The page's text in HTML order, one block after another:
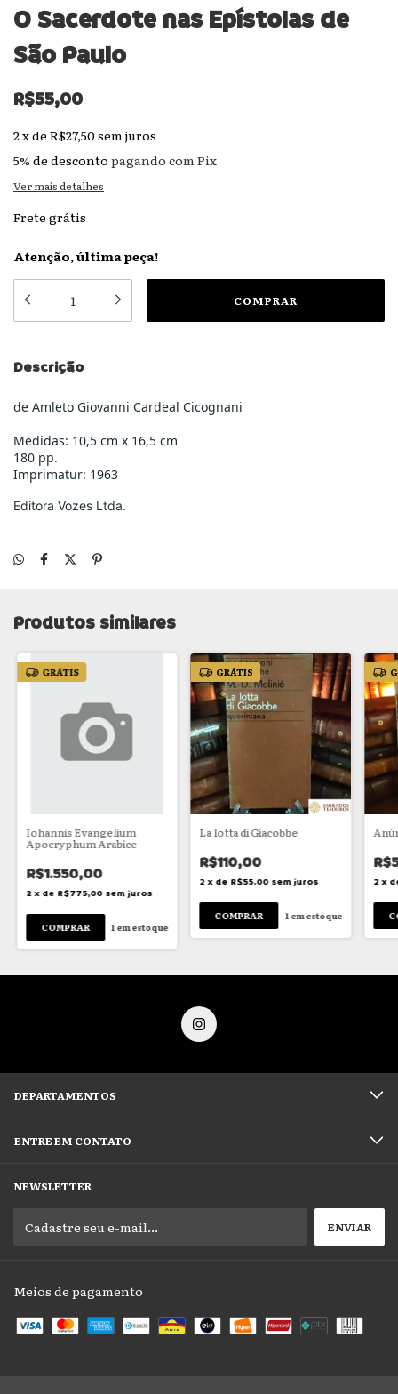
O Sacerdote nas Epístolas de
São Paulo
R$55,00
2xde R$27,50 sem juros
5% de desconto pagando com Pix
Ver mais detalhes
Frete grátis
Atenção, última peça!
Descrição
de Amleto Giovanni Cardeal Cicognani
Medidas: 10,5 cm x 16,5 cm
180 pp.
Imprimatur: 1963
Editora Vozes Ltda.
Produtos similares
GRÁTIS
Iohannis Evangelium
Apocryphum Arabice
R$1.550,00
2 x de R$775,00 sem juros
1 em estoque
GRÁTIS
La lotta di Giacobbe
R$110,00
2 x de R$55,00 sem juros
1 em estoque
2 x
DEPARTAMENTOS
ENTRE EM CONTATO
NEWSLETTER
Meios de pagamento